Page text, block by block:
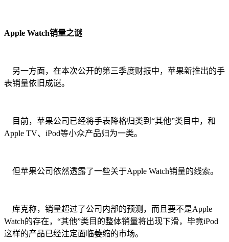
Apple Watch销量之谜
另一方面，在本次公开的第三季度财报中，苹果新推出的手
表销量依旧成谜。
目前，苹果公司已经将手表降格归类到“其他”类目中，和
Apple TV、iPod等小众产品归为一类。
但苹果公司依然透露了一些关于Apple Watch销量的线索。
库克称，销量超过了公司内部的预测，而且要不是Apple
Watch的存在，“其他”类目的整体销量将出现下滑，毕竟iPod
这样的产品已经注定面临萎缩的市场。